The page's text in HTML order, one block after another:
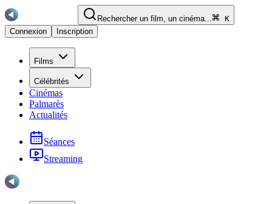
Rechercher un film, un cinéma...
K
Connexion
Inscription
Films
Célébrités
Cinémas
Palmarès
Actualités
Séances
Streaming